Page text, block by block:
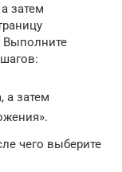
затем
Выполните
а затем
чего выберите